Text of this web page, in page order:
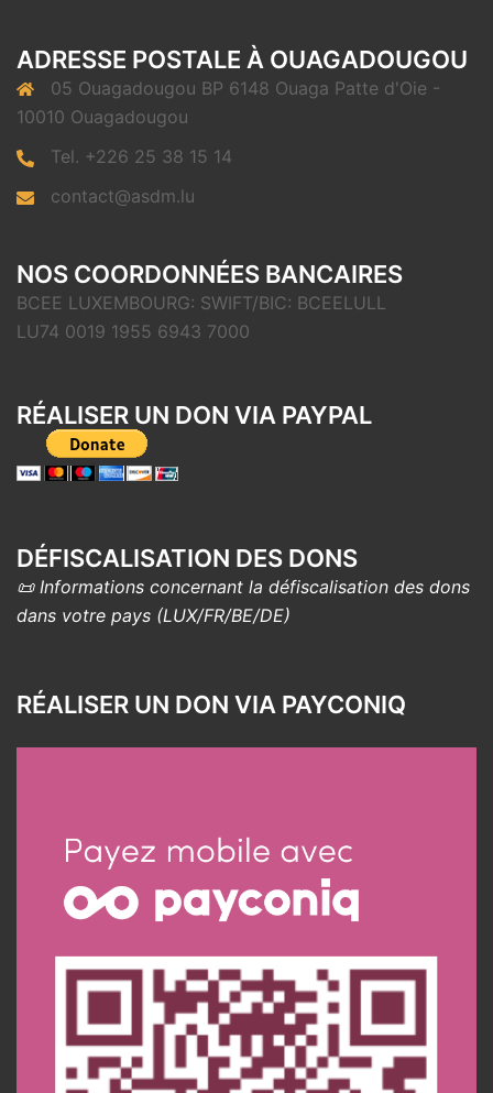
ADRESSE POSTALE À OUAGADOUGOU
05 Ouagadougou BP 6148 Ouaga Patte d'Oie -
10010 Ouagadougou
Tel. +226 25 38 15 14
contact@asdm.lu
NOS COORDONNÉES BANCAIRES
BCEE LUXEMBOURG: SWIFT/BIC: BCEELULL
LU74 0019 1955 6943 7000
RÉALISER UN DON VIA PAYPAL
DÉFISCALISATION DES DONS
📜 Informations concernant la défiscalisation des dons
dans votre pays (LUX/FR/BE/DE)
RÉALISER UN DON VIA PAYCONIQ